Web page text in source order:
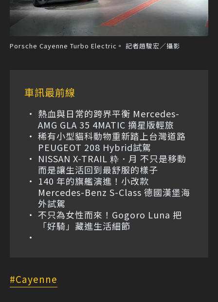
Porsche Cayenne Turbo Electric。 記者趙駿宏／攝影
車訊最前線
熱血與日常的跨界平衡 Mercedes-
AMG GLA 35 4MATIC 摘星版輕旅
稀有小型貓科動物重新踏上台灣道路
PEUGEOT 208 Hybrid試駕
NISSAN X-TRAIL 粋．月 不只是移動
而是讓生活回到最舒服的樣子
140 年的旗艦演進！小改款
Mercedes-Benz S-Class 德國漢堡海
外試駕
不只為女性而來！Gogoro Luna 把
「好騎」藏進生活細節
Cayenne